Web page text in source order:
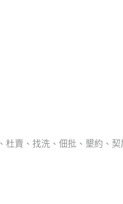
杜賣、找洗、佃批、墾約、契